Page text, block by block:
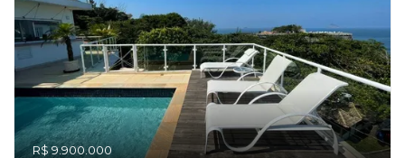
R$ 9.900.000